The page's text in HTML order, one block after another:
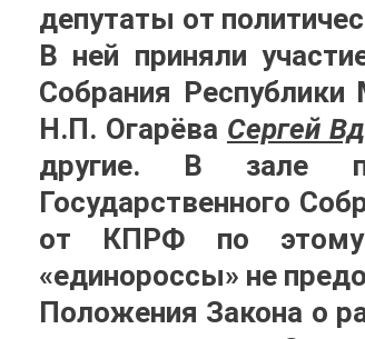
депутаты от
В ней приняли
Собрания
Н.П. Огарёва Сергей
другие. В зале
Государственного
от КПРФ по
«единороссы» не
Положения Закона о